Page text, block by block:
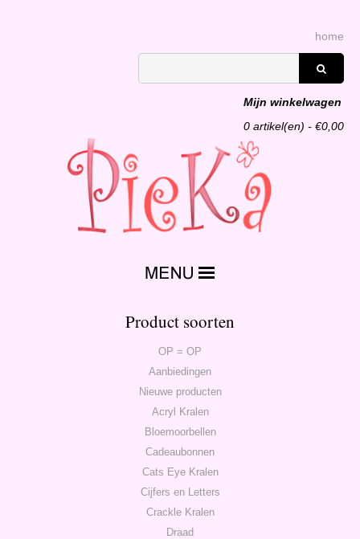
home
Mijn winkelwagen
0 artikel(en) - €0,00
Product soorten
OP = OP
Aanbiedingen
Nieuwe producten
Acryl Kralen
Bloemoorbellen
Cadeaubonnen
Cats Eye Kralen
Cijfers en Letters
Crackle Kralen
Draad